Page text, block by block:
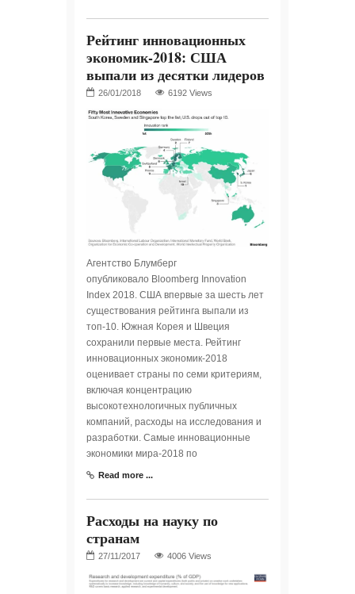
Рейтинг инновационных
экономик-2018: США
выпали из десятки лидеров
6192 Views
Агентство Блумберг
опубликовало Bloomberg Innovation
Index 2018. США впервые за шесть лет
существования рейтинга выпали из
топ-10. Южная Корея и Швеция
сохранили первые места. Рейтинг
инновационных экономик-2018
оценивает страны по семи критериям,
включая концентрацию
высокотехнологичных публичных
компаний, расходы на исследования и
разработки. Самые инновационные
экономики мира-2018 по
Read more ...
Расходы на науку по
странам
4006 Views